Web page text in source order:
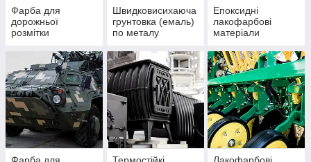
Фарба для
дорожньої
розмітки
Швидковисихаюча
грунтовка (емаль)
по металу
Епоксидні
лакофарбові
матеріали